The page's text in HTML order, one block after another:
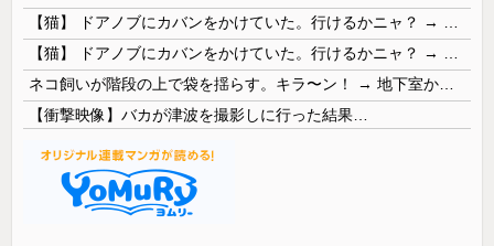
【猫】 ドアノブにカバンをかけていた。行けるかニャ？ → 猫はこうなります…
【猫】 ドアノブにカバンをかけていた。行けるかニャ？ → 猫はこうなります…
ネコ飼いが階段の上で袋を揺らす。キラ〜ン！ → 地下室からヤツが現れる…
【衝撃映像】バカが津波を撮影しに行った結果…